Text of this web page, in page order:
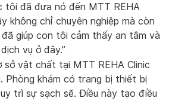
tôi đã đưa nó đến MTT REHA
không chỉ chuyên nghiệp mà còn
giúp con tôi cảm thấy an tâm và
vụ ở đây.”
sở vật chất tại MTT REHA Clinic
Phòng khám có trang bị thiết bị
trì sự sạch sẽ. Điều này tạo điều